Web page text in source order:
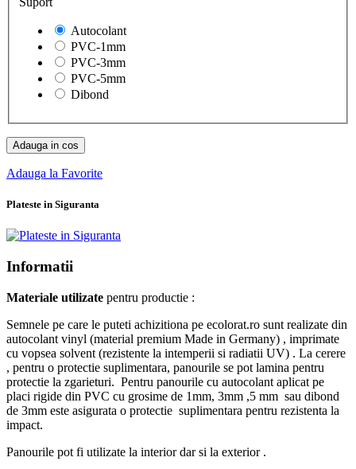
Autocolant
PVC-1mm
PVC-3mm
PVC-5mm
Dibond
Adauga in cos
Adauga la Favorite
Plateste in Siguranta
Informatii
Materiale utilizate pentru productie :
Semnele pe care le puteti achizitiona pe ecolorat.ro sunt realizate din
autocolant vinyl (material premium Made in Germany) , imprimate
cu vopsea solvent (rezistente la intemperii si radiatii UV) . La cerere
, pentru o protectie suplimentara, panourile se pot lamina pentru
protectie la zgarieturi. Pentru panourile cu autocolant aplicat pe
placi rigide din PVC cu grosime de 1mm, 3mm ,5 mm sau dibond
de 3mm este asigurata o protectie suplimentara pentru rezistenta la
impact.
Panourile pot fi utilizate la interior dar si la exterior .